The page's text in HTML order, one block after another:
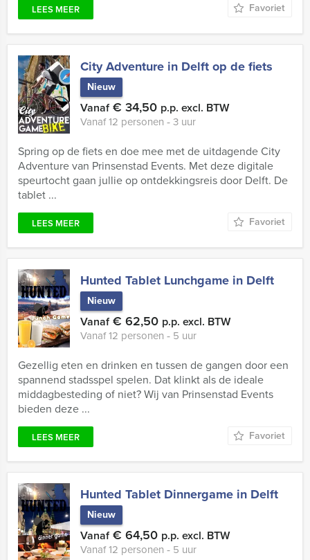
LEES MEER Favoriet
City Adventure in Delft op de fiets
Nieuw
Vanaf€ 34,50 p.p. excl. BTW
Vanaf 12 personen ‐ 3 uur
Spring op de fiets en doe mee met de uitdagende City
Adventure van Prinsenstad Events. Met deze digitale
speurtocht gaan jullie op ontdekkingsreis door Delft. De
tablet ...
LEES MEER Favoriet
Hunted Tablet Lunchgame in Delft
Nieuw
Vanaf€ 62,50 p.p. excl. BTW
Vanaf 12 personen ‐ 5 uur
Gezellig eten en drinken en tussen de gangen door een
spannend stadsspel spelen. Dat klinkt als de ideale
middagbesteding of niet? Wij van Prinsenstad Events
bieden deze ...
LEES MEER Favoriet
Hunted Tablet Dinnergame in Delft
Nieuw
Vanaf€ 64,50 p.p. excl. BTW
Vanaf 12 personen ‐ 5 uur